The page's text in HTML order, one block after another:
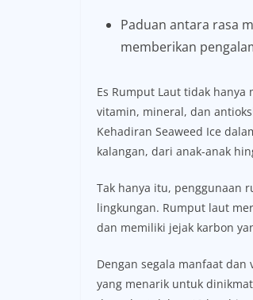
Paduan antara rasa
memberikan
Es Rumput Laut tidak
vitamin, mineral, dan
Kehadiran Seaweed Ice
kalangan, dari anak-anak
Tak hanya itu, penggunaan
lingkungan. Rumput laut
dan memiliki jejak karbon
Dengan segala manfaat
yang menarik untuk